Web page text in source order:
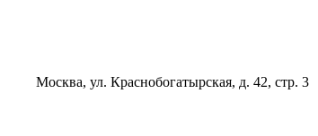
Москва, ул. Краснобогатырская, д. 42, стр. 3